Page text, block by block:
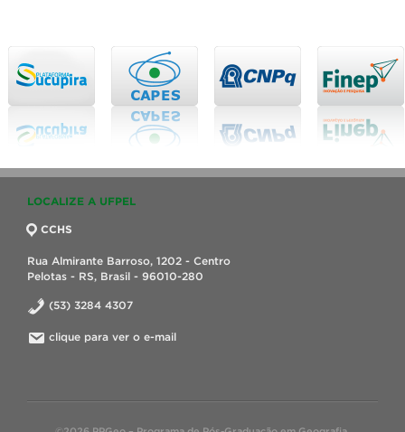
LOCALIZE A UFPEL
CCHS
Rua Almirante Barroso, 1202 - Centro
Pelotas - RS, Brasil - 96010-280
(53) 3284 4307
clique para ver o e-mail